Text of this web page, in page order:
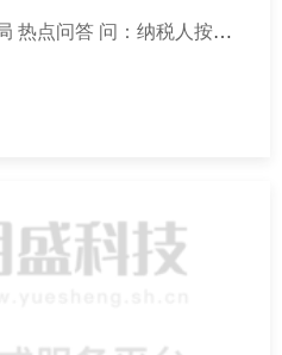
国家税务总局甘肃省税务局 热点问答 问：纳税人按照14号公告规定申请退还的存量留抵税额如何确定？